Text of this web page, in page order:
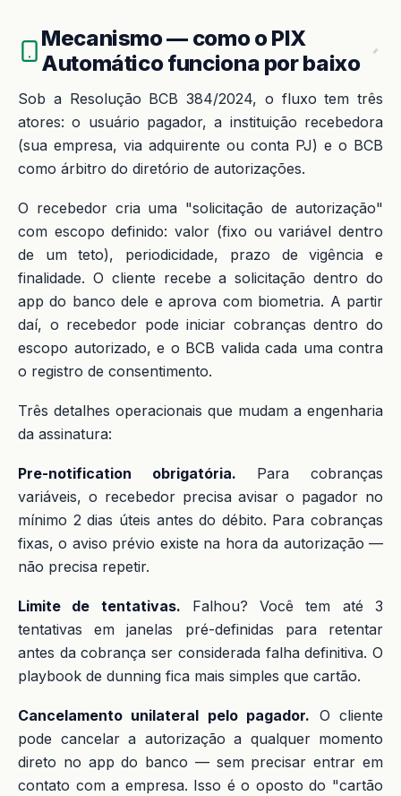
Mecanismo — como o PIX
Automático funciona por baixo
Sob a Resolução BCB 384/2024, o fluxo tem três
atores: o usuário pagador, a instituição recebedora
(sua empresa, via adquirente ou conta PJ) e o BCB
como árbitro do diretório de autorizações.
O recebedor cria uma "solicitação de autorização"
com escopo definido: valor (fixo ou variável dentro
de um teto), periodicidade, prazo de vigência e
finalidade. O cliente recebe a solicitação dentro do
app do banco dele e aprova com biometria. A partir
daí, o recebedor pode iniciar cobranças dentro do
escopo autorizado, e o BCB valida cada uma contra
o registro de consentimento.
Três detalhes operacionais que mudam a engenharia
da assinatura:
Pre-notification obrigatória. Para cobranças
variáveis, o recebedor precisa avisar o pagador no
mínimo 2 dias úteis antes do débito. Para cobranças
fixas, o aviso prévio existe na hora da autorização —
não precisa repetir.
Limite de tentativas. Falhou? Você tem até 3
tentativas em janelas pré-definidas para retentar
antes da cobrança ser considerada falha definitiva. O
playbook de dunning fica mais simples que cartão.
Cancelamento unilateral pelo pagador. O cliente
pode cancelar a autorização a qualquer momento
direto no app do banco — sem precisar entrar em
contato com a empresa. Isso é o oposto do "cartão